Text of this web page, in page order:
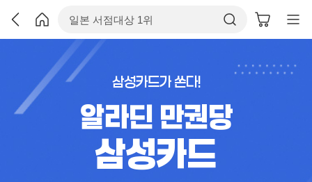
삼성카드가 쏜다!
알라딘 만권당
삼성카드